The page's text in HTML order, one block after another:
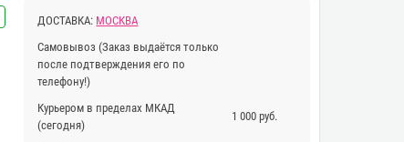
ДОСТАВКА: МОСКВА
Самовывоз (Заказ выдаётся только
после подтверждения его по
телефону!)
Курьером в пределах МКАД
(сегодня)
1 000 руб.